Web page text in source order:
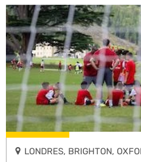
LONDRES, BRIGHTON,